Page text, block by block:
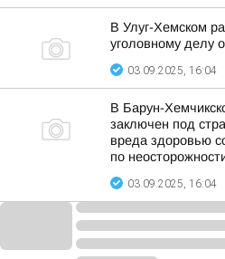
В Улуг-Хемском
уголовному делу
03.09.2025, 16:04
В Барун-
заключен под
вреда здоровью
по
03.09.2025, 16:04